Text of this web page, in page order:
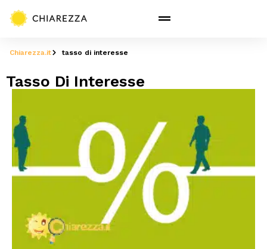
Chiarezza.it tasso di interesse
Tasso Di Interesse